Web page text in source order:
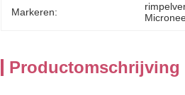
Markeren:
Productomschrijving